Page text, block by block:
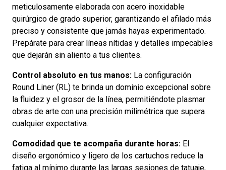
meticulosamente elaborada con acero inoxidable
quirúrgico de grado superior, garantizando el afilado más
preciso y consistente que jamás hayas experimentado.
Prepárate para crear líneas nítidas y detalles impecables
que dejarán sin aliento a tus clientes.
Control absoluto en tus manos: La configuración
Round Liner (RL) te brinda un dominio excepcional sobre
la fluidez y el grosor de la línea, permitiéndote plasmar
obras de arte con una precisión milimétrica que supera
cualquier expectativa.
Comodidad que te acompaña durante horas: El
diseño ergonómico y ligero de los cartuchos reduce la
fatiga al mínimo durante las largas sesiones de tatuaje,